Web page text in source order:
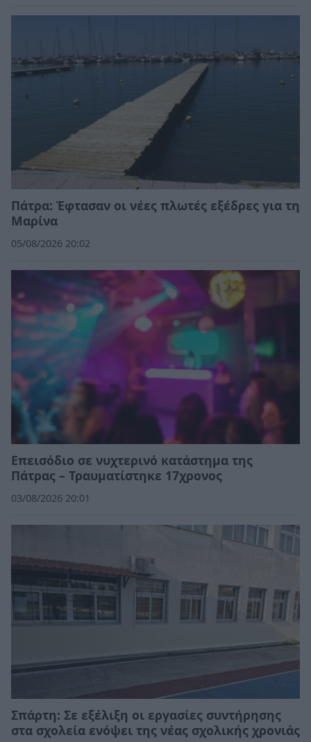
Πάτρα: Έφτασαν οι νέες πλωτές εξέδρες για τη
Μαρίνα
05/08/2026 20:02
Επεισόδιο σε νυχτερινό κατάστημα της
Πάτρας – Τραυματίστηκε 17χρονος
03/08/2026 20:01
Σπάρτη: Σε εξέλιξη οι εργασίες συντήρησης
στα σχολεία ενόψει της νέας σχολικής χρονιάς